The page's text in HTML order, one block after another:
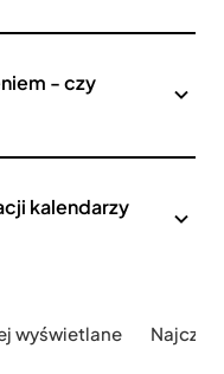
- czy
kalendarzy
wyświetlane